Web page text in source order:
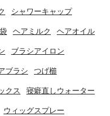
シャワーキャップ
ヘアミルク ヘアオイル
ブラシアイロン
ブラシ つげ櫛
クス 寝癖直しウォーター
ウィッグスプレー